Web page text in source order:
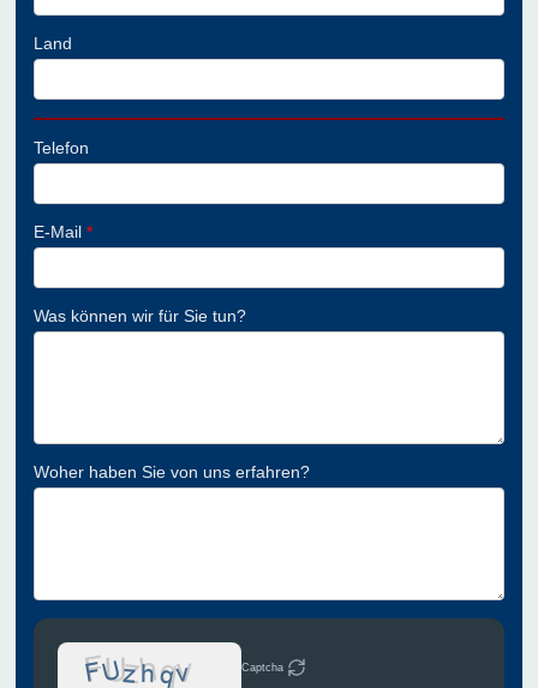
Land
Telefon
E-Mail*
Was können wir für Sie tun?
Woher haben Sie von uns erfahren?
Captcha